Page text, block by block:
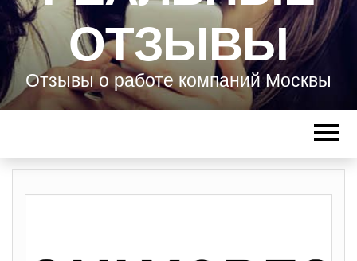
ОТЗЫВЫ
Отзывы о работе компаний Москвы